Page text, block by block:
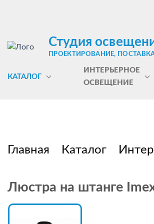
Студия
ПРОЕКТИРОВАНИЕ,
КАТАЛОГ
ИНТЕРЬЕРНОЕ
ОСВЕЩЕНИЕ
Главная Каталог
Люстра на штанге